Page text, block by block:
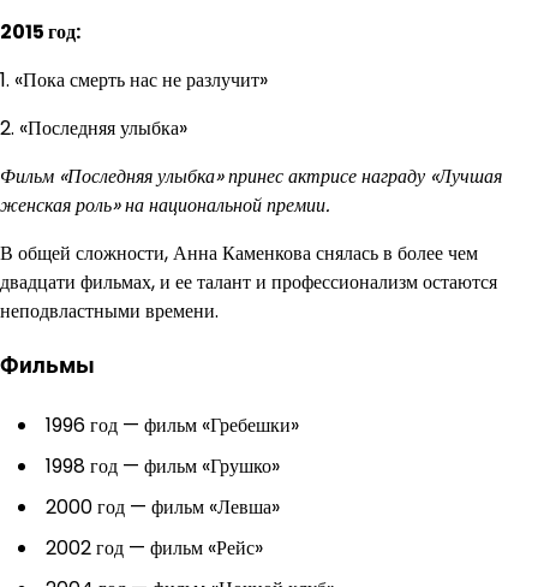
2015 год:
1. «Пока смерть нас не разлучит»
2. «Последняя улыбка»
Фильм «Последняя улыбка» принес актрисе награду «Лучшая
женская роль» на национальной премии.
В общей сложности, Анна Каменкова снялась в более чем
двадцати фильмах, и ее талант и профессионализм остаются
неподвластными времени.
Фильмы
1996 год — фильм «Гребешки»
1998 год — фильм «Грушко»
2000 год — фильм «Левша»
2002 год — фильм «Рейс»